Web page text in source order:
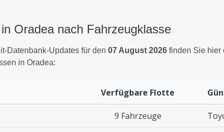
Oradea nach Fahrzeugklasse
Datenbank-Updates für den 07 August 2026 finden Sie hier
in Oradea:
Verfügbare Flotte
9 Fahrzeuge